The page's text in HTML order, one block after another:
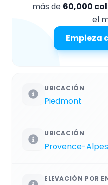
más de 60,000
el
Empieza
UBICACIÓN
Piedmont
UBICACIÓN
Provence-
ELEVACIÓN POR